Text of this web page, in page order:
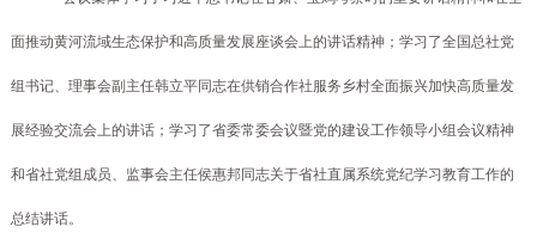
面推动黄河流域生态保护和高质量发展座谈会上的讲话精神；学习了全国总社党
组书记、理事会副主任韩立平同志在供销合作社服务乡村全面振兴加快高质量发
展经验交流会上的讲话；学习了省委常委会议暨党的建设工作领导小组会议精神
和省社党组成员、监事会主任侯惠邦同志关于省社直属系统党纪学习教育工作的
总结讲话。